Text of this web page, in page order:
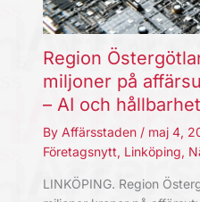
Region
miljoner på
– AI och
By Affärsstaden / maj 4,
Företagsnytt, Linköping,
LINKÖPING. Region